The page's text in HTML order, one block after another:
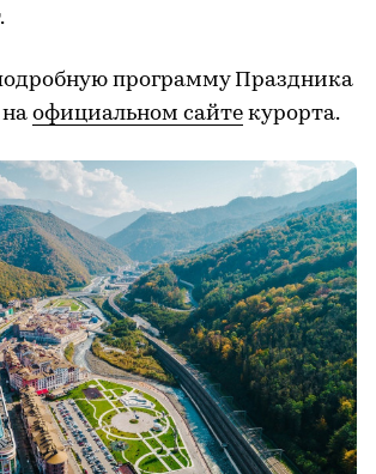
программу Праздника
официальном сайте курорта.